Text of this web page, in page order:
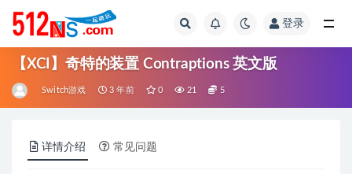
登录
【XCI】奇特的装置 Contraptions 英文版
Switch游戏 3 年前 0 21 5
详情介绍 常见问题